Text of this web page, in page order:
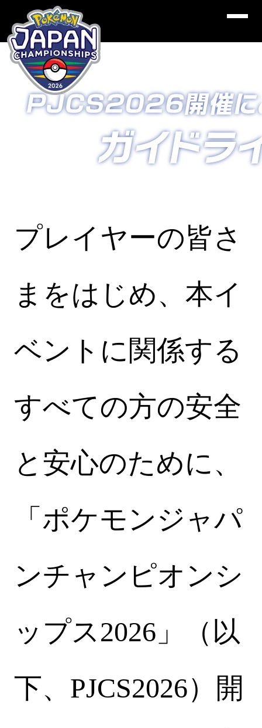
プレイヤーの皆さ
まをはじめ、本イ
ベントに関係する
すべての方の安全
と安心のために、
「ポケモンジャパ
ンチャンピオンシ
ップス2026」（以
下、PJCS2026）開